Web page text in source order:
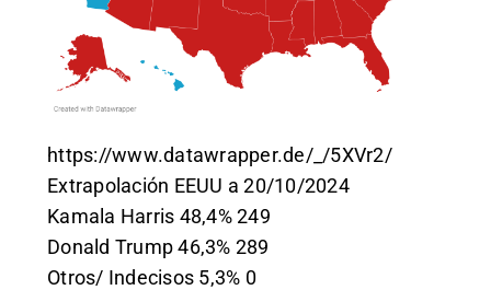
https://www.datawrapper.de/_/5XVr2/
Extrapolación EEUU a 20/10/2024
Kamala Harris 48,4% 249
Donald Trump 46,3% 289
Otros/ Indecisos 5,3% 0